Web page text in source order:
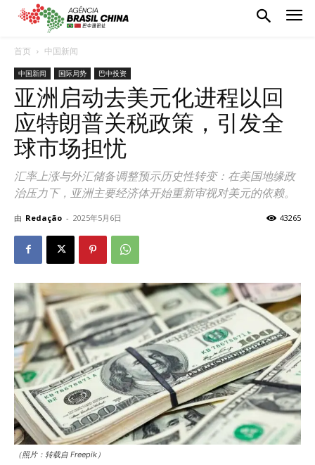
首页 中国新闻
中国新闻 国际局势 巴中投资
亚洲启动去美元化进程以回
应特朗普关税政策，引发全
球市场担忧
汇率上涨与外汇储备调整预示历史性转变：在美国地缘政
治压力下，亚洲主要经济体开始重新审视对美元的依赖。
由 Redação - 2025年5月6日 43265
（照片：转载自 Freepik）